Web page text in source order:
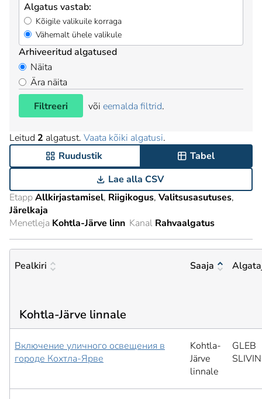
Algatus vastab:
Kõigile valikuile korraga
Vähemalt ühele valikule
Arhiveeritud algatused
Näita
Ära näita
Filtreeri
või eemalda filtrid.
Leitud 2 algatust. Vaata kõiki algatusi.
Ruudustik
Tabel
Lae alla CSV
EtappAllkirjastamisel Riigikogus Valitsusasutuses
Järelkaja
Menetleja Kohtla-Järve linn Kanal Rahvaalgatus
Pealkiri Saaja
Kohtla-Järve linnale
Включение уличного освещения в
городе Кохтла-Ярве
Kohtla-
Järve
linnale
GLEB